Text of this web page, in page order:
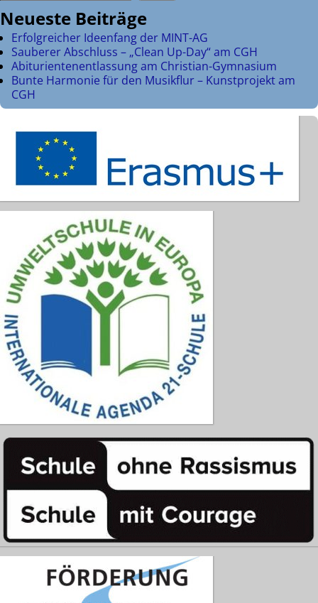
Neueste Beiträge
Erfolgreicher Ideenfang der MINT-AG
Sauberer Abschluss – „Clean Up-Day“ am CGH
Abiturientenentlassung am Christian-Gymnasium
Bunte Harmonie für den Musikflur – Kunstprojekt am
CGH